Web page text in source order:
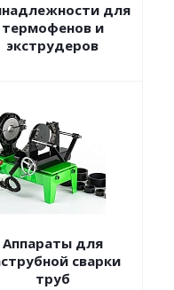
для
термофенов и
экструдеров
Аппараты для
сварки
труб